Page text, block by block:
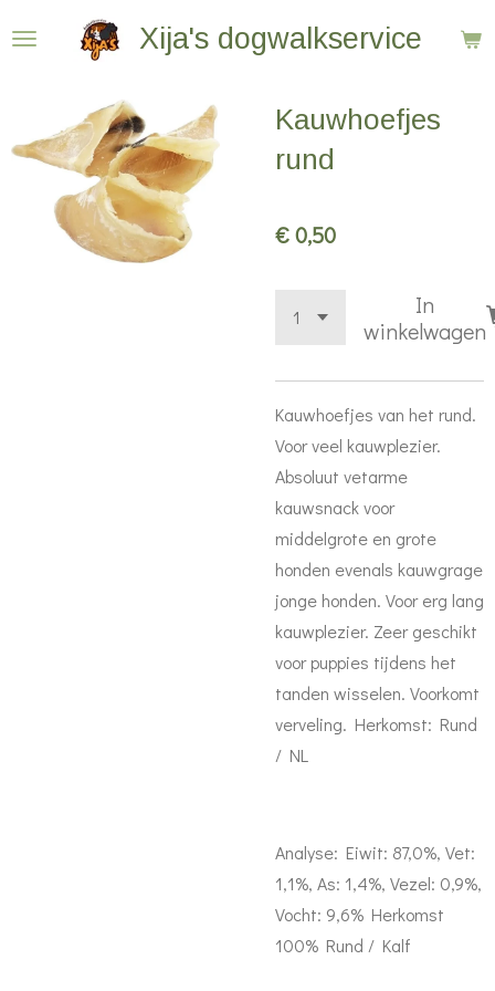
hoofdinhoud
Xija's dogwalkservice
Kauwhoefjes
rund
€ 0,50
In
winkelwagen
Kauwhoefjes van het rund.
Voor veel kauwplezier.
Absoluut vetarme
kauwsnack voor
middelgrote en grote
honden evenals kauwgrage
jonge honden. Voor erg lang
kauwplezier. Zeer geschikt
voor puppies tijdens het
tanden wisselen. Voorkomt
verveling. Herkomst: Rund
/ NL
Analyse: Eiwit: 87,0%, Vet:
1,1%, As: 1,4%, Vezel: 0,9%,
Vocht: 9,6% Herkomst
100% Rund / Kalf